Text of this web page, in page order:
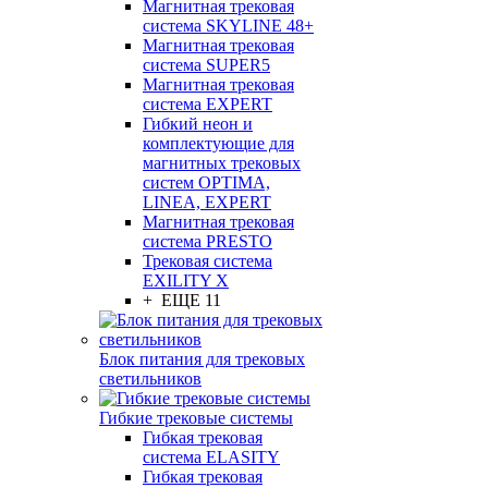
Магнитная трековая
система SKYLINE 48+
Магнитная трековая
система SUPER5
Магнитная трековая
система EXPERT
Гибкий неон и
комплектующие для
магнитных трековых
систем OPTIMA,
LINEA, EXPERT
Магнитная трековая
система PRESTO
Трековая система
EXILITY X
+ ЕЩЕ 11
Блок питания для трековых
светильников
Гибкие трековые системы
Гибкая трековая
система ELASITY
Гибкая трековая